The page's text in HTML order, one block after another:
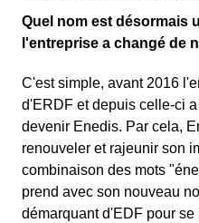
Quel nom est désormais
l'entreprise a changé de
C'est simple, avant 2016
d'ERDF et depuis celle-ci
devenir Enedis. Par cela,
renouveler et rajeunir son
combinaison des mots
prend avec son nouveau
démarquant d'EDF pour se